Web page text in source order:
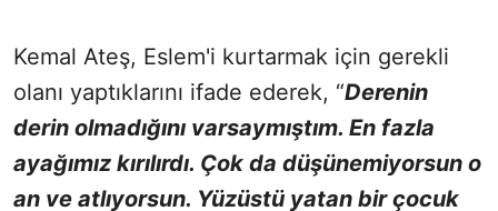
Kemal Ateş, Eslem'i kurtarmak için gerekli
olanı yaptıklarını ifade ederek, “Derenin
derin olmadığını varsaymıştım. En fazla
ayağımız kırılırdı. Çok da düşünemiyorsun o
an ve atlıyorsun. Yüzüstü yatan bir çocuk